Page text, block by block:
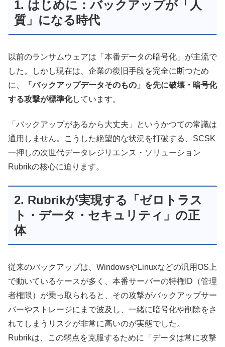
1. はじめに：バックアップが「人
質」になる時代
以前のランサムウェアは「本番データの暗号化」が主流で
した。しかし現在は、企業の復旧手段を完全に断つため
に、
「バックアップデータそのもの」を先に破壊・暗号化
する攻撃が標準化しています。
「バックアップがあるから大丈夫」というかつての常識は
通用しません。こうした絶望的な状況を打破する、SCSK
一押しの次世代データレジリエンス・ソリューション
Rubrikの核心に迫ります。
2. Rubrikが実現する「ゼロトラス
ト・データ・セキュリティ」の正
体
従来のバックアップは、WindowsやLinuxなどの汎用OS上
で動いているケースが多く、本番サーバーの特権ID（管理
者権限）が乗っ取られると、その攻撃がバックアップサー
バーやストレージにまで波及し、一緒に暗号化や削除をさ
れてしまうリスクが非常に高いのが実態でした。
Rubrikは、この弱点を克服するために「データは常に攻撃